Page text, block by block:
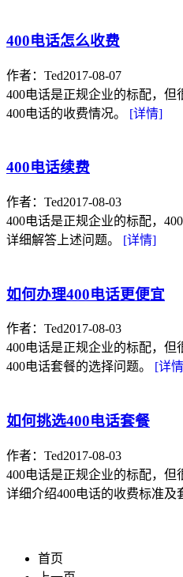
400电话怎么收费
作者：Ted2017-08-07
400电话是正规企业的标配，
400电话的收费情况。 [详情]
400电话续费
作者：Ted2017-08-03
400电话是正规企业的标配，
详细解答上述问题。 [详情]
如何办理400电话更便宜
作者：Ted2017-08-03
400电话是正规企业的标配，
400电话套餐的选择问题。 [详
如何挑选400电话套餐
作者：Ted2017-08-03
400电话是正规企业的标配，
详细介绍400电话的收费标准及
首页